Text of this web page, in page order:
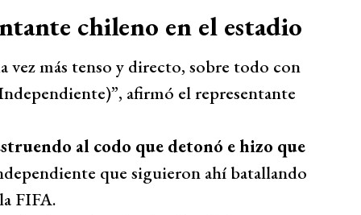
chileno en el estadio
vez más tenso y directo, sobre todo con
afirmó el representante
al codo que detonó e hizo que
que siguieron ahí batallando
FIFA.